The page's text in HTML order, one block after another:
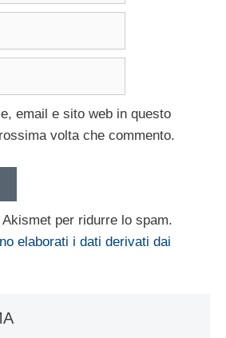
email e sito web in questo
volta che commento.
per ridurre lo spam.
elaborati i dati derivati dai